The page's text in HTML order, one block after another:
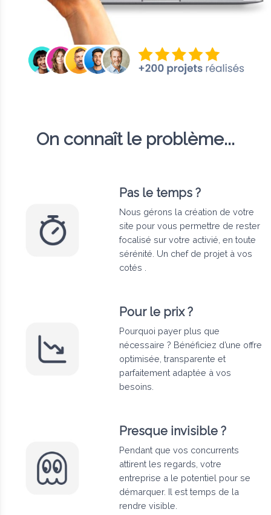
On connaît le problème...
Pas le temps ?
Nous gérons la création de votre
site pour vous permettre de rester
focalisé sur votre activié, en toute
sérénité. Un chef de projet à vos
cotés .
Pour le prix ?
Pourquoi payer plus que
nécessaire ? Bénéficiez d’une offre
optimisée, transparente et
parfaitement adaptée à vos
besoins.
Presque invisible ?
Pendant que vos concurrents
attirent les regards, votre
entreprise a le potentiel pour se
démarquer. Il est temps de la
rendre visible.